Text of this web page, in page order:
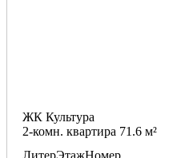
ЖК Культура
2-комн. квартира 71.6 м²
ЛитерЭтажНомер